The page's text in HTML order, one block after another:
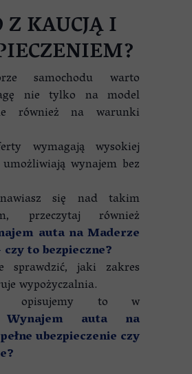
Z KAUCJĄ I
samochodu warto
nie tylko na model
również na warunki
wymagają wysokiej
wynajem bez
się nad takim
przeczytaj również
auta na Maderze
to bezpieczne?
sprawdzić, jaki zakres
wypożyczalnia.
opisujemy to w
Wynajem auta na
ubezpieczenie czy